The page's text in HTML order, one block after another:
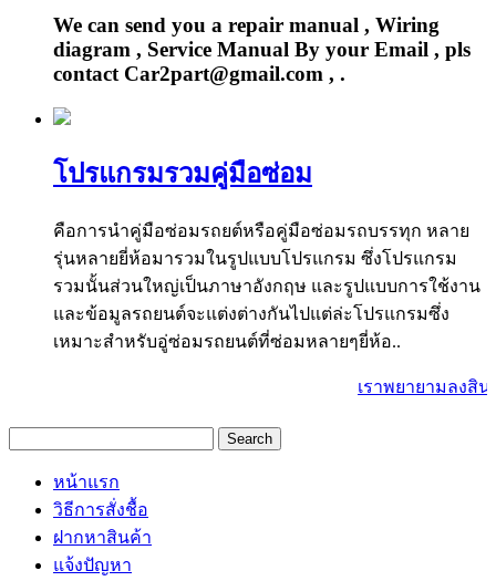
We can send you a repair manual , Wiring
diagram , Service Manual By your Email , pls
contact Car2part@gmail.com , .
โปรแกรมรวมคู่มือซ่อม
คือการนำคู่มือซ่อมรถยต์หรือคู่มือซ่อมรถบรรทุก หลาย
รุ่นหลายยี่ห้อมารวมในรูปแบบโปรแกรม ซึ่งโปรแกรม
รวมนั้นส่วนใหญ่เป็นภาษาอังกฤษ และรูปแบบการใช้งาน
และข้อมูลรถยนต์จะแต่งต่างกันไปแต่ล่ะโปรแกรมซึ่ง
เหมาะสำหรับอู่ซ่อมรถยนต์ที่ซ่อมหลายๆยี่ห้อ..
เราพยายามลงสิน
หน้าแรก
วิธีการสั่งชื้อ
ฝากหาสินค้า
แจ้งปัญหา